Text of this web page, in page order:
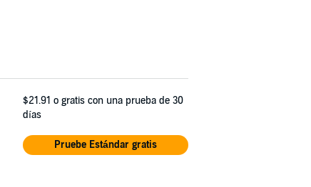
$21.91 o gratis con una prueba de 30
días
Pruebe Estándar gratis